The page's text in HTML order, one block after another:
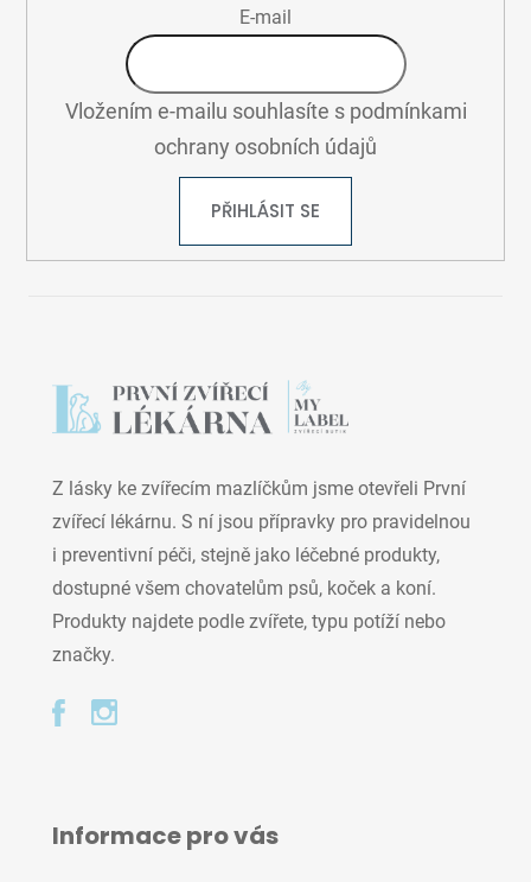
E-mail
Vložením e-mailu souhlasíte s podmínkami
ochrany osobních údajů
PŘIHLÁSIT SE
Z lásky ke zvířecím mazlíčkům jsme otevřeli První
zvířecí lékárnu. S ní jsou přípravky pro pravidelnou
i preventivní péči, stejně jako léčebné produkty,
dostupné všem chovatelům psů, koček a koní.
Produkty najdete podle zvířete, typu potíží nebo
značky.
Informace pro vás